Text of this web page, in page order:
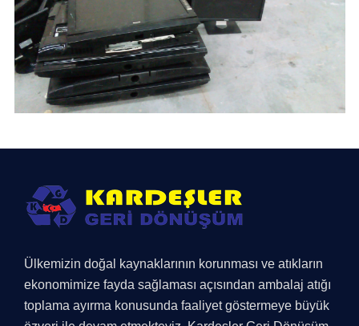
Ülkemizin doğal kaynaklarının korunması ve atıkların
ekonomimize fayda sağlaması açısından ambalaj atığı
toplama ayırma konusunda faaliyet göstermeye büyük